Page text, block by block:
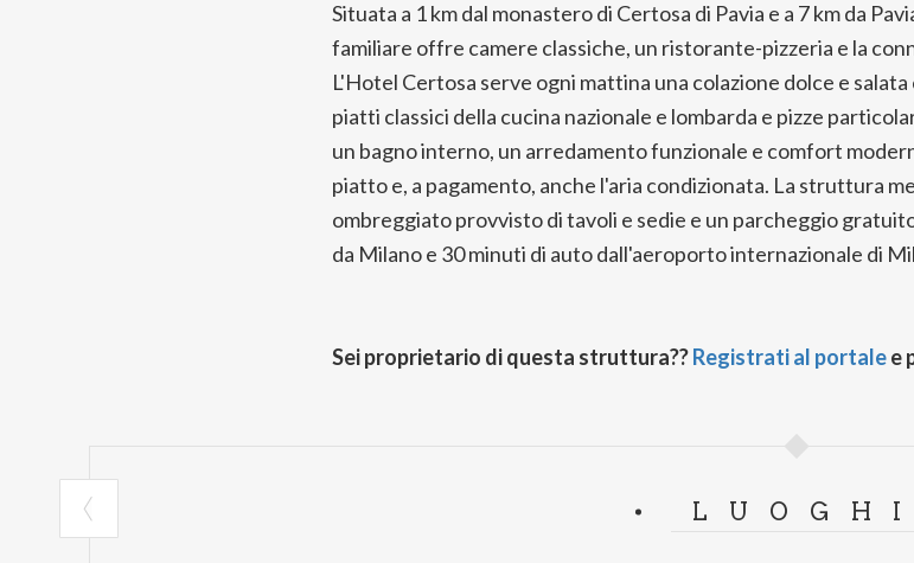
Situata a 1 km dal monastero di Certosa di Pavia e a 7 km da
familiare offre camere classiche, un ristorante-pizzeria e la
L'Hotel Certosa serve ogni mattina una colazione dolce e
piatti classici della cucina nazionale e lombarda e pizze
un bagno interno, un arredamento funzionale e comfort
piatto e, a pagamento, anche l'aria condizionata. La struttura
ombreggiato provvisto di tavoli e sedie e un parcheggio
da Milano e 30 minuti di auto dall'aeroporto internazionale di
Sei proprietario di questa struttura??Registrati al portalee
LUOGHI